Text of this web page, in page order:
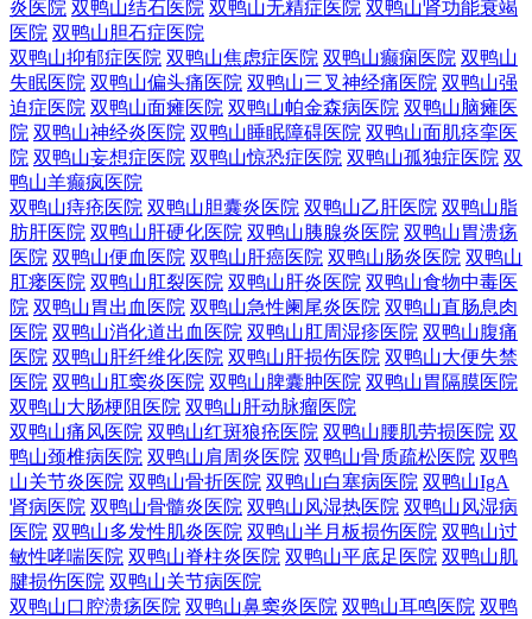
炎医院 双鸭山结石医院 双鸭山无精症医院 双鸭山肾功能衰竭
医院 双鸭山胆石症医院
双鸭山抑郁症医院 双鸭山焦虑症医院 双鸭山癫痫医院 双鸭山
失眠医院 双鸭山偏头痛医院 双鸭山三叉神经痛医院 双鸭山强
迫症医院 双鸭山面瘫医院 双鸭山帕金森病医院 双鸭山脑瘫医
院 双鸭山神经炎医院 双鸭山睡眠障碍医院 双鸭山面肌痉挛医
院 双鸭山妄想症医院 双鸭山惊恐症医院 双鸭山孤独症医院 双
鸭山羊癫疯医院
双鸭山痔疮医院 双鸭山胆囊炎医院 双鸭山乙肝医院 双鸭山脂
肪肝医院 双鸭山肝硬化医院 双鸭山胰腺炎医院 双鸭山胃溃疡
医院 双鸭山便血医院 双鸭山肝癌医院 双鸭山肠炎医院 双鸭山
肛瘘医院 双鸭山肛裂医院 双鸭山肝炎医院 双鸭山食物中毒医
院 双鸭山胃出血医院 双鸭山急性阑尾炎医院 双鸭山直肠息肉
医院 双鸭山消化道出血医院 双鸭山肛周湿疹医院 双鸭山腹痛
医院 双鸭山肝纤维化医院 双鸭山肝损伤医院 双鸭山大便失禁
医院 双鸭山肛窦炎医院 双鸭山脾囊肿医院 双鸭山胃隔膜医院
双鸭山大肠梗阻医院 双鸭山肝动脉瘤医院
双鸭山痛风医院 双鸭山红斑狼疮医院 双鸭山腰肌劳损医院 双
鸭山颈椎病医院 双鸭山肩周炎医院 双鸭山骨质疏松医院 双鸭
山关节炎医院 双鸭山骨折医院 双鸭山白塞病医院 双鸭山IgA
肾病医院 双鸭山骨髓炎医院 双鸭山风湿热医院 双鸭山风湿病
医院 双鸭山多发性肌炎医院 双鸭山半月板损伤医院 双鸭山过
敏性哮喘医院 双鸭山脊柱炎医院 双鸭山平底足医院 双鸭山肌
腱损伤医院 双鸭山关节病医院
双鸭山口腔溃疡医院 双鸭山鼻窦炎医院 双鸭山耳鸣医院 双鸭